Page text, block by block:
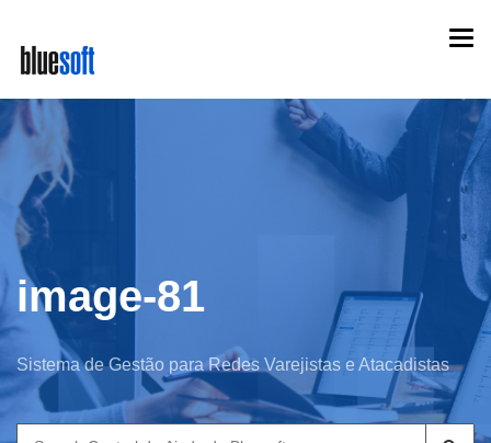
main
content
image-81
Sistema de Gestão para Redes Varejistas e Atacadistas
Search